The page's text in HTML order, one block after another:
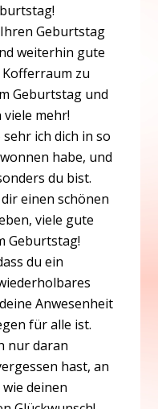
Geburtstag
weiterhin gute
zu
Geburtstag und
mehr!
ich dich in so
habe, und
du bist.
einen schönen
viele gute
Geburtstag!
du ein
Anwesenheit
für alle ist.
nur daran
hast, an
deinen